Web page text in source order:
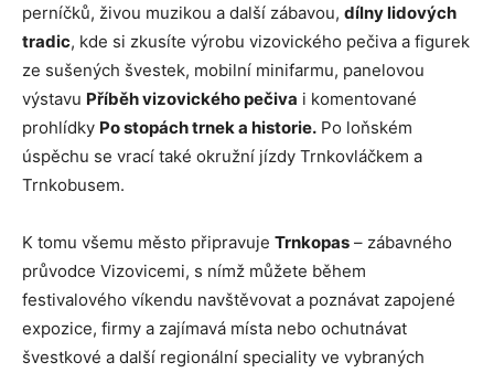
perníčků, živou muzikou a další zábavou, dílny lidových
tradic, kde si zkusíte výrobu vizovického pečiva a figurek
ze sušených švestek, mobilní minifarmu, panelovou
výstavu Příběh vizovického pečiva i komentované
prohlídky Po stopách trnek a historie. Po loňském
úspěchu se vrací také okružní jízdy Trnkovláčkem a
Trnkobusem.
K tomu všemu město připravuje Trnkopas – zábavného
průvodce Vizovicemi, s nímž můžete během
festivalového víkendu navštěvovat a poznávat zapojené
expozice, firmy a zajímavá místa nebo ochutnávat
švestkové a další regionální speciality ve vybraných